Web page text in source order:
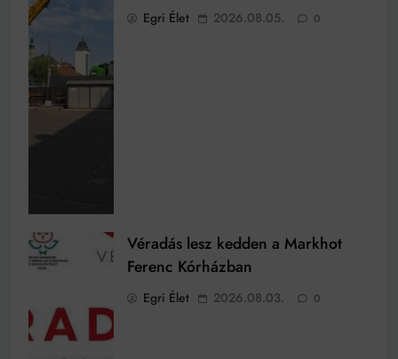
Egri Élet 2026.08.05. 0
Véradás lesz kedden a Markhot
Ferenc Kórházban
Egri Élet 2026.08.03. 0